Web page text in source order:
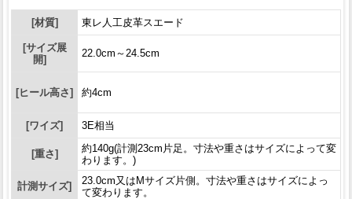
[材質] 東レ人工皮革スエード
[サイズ展
開]
22.0cm～24.5cm
[ヒール高さ] 約4cm
[ワイズ] 3E相当
[重さ]
約140g(計測23cm片足。寸法や重さはサイズによって変
わります。)
計測サイズ]
23.0cm又はMサイズ片側。寸法や重さはサイズによっ
て変わります。